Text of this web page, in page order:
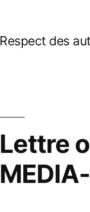
Respect des
Lettre